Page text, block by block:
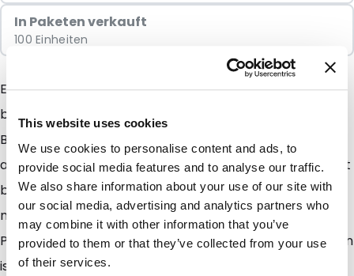
This website uses cookies
We use cookies to personalise content and ads, to
provide social media features and to analyse our traffic.
We also share information about your use of our site with
our social media, advertising and analytics partners who
may combine it with other information that you’ve
provided to them or that they’ve collected from your use
of their services.
In Paketen verkauft
100 Einheiten
Eine besondere Gelegenheit fragt um einen
besonderen Briefumschlag. Diese auffallenden
Briefumschläge sorgen dafür das Ihre Sendung immer
als erstes auffällt (als erstes geöffnet wird). Der Inhalt
bekommt gleich eine attraktive Ausstrahlung. Ob es
nun ein Direct-Mailing, eine Einladung, eine
Produkteinführung oder eine andere Promotion-Aktion
ist. Ihr Inhalt bekommt immer die Aufmerksamkeit die